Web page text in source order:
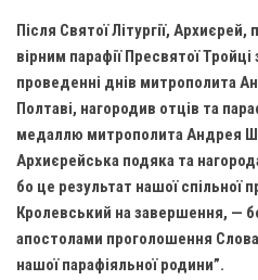
Благовіщення
Введення у храм
Вознесіння ГНІХ (с.
Вознесіння
Пророка Іллі (смт.
Різдва Пресвятої
Св. Апостола Андрія
Після Святої Літургії,
вірним парафії Пресвятої
проведенні днів митрополита
Полтаві, нагородив отців та
медаллю митрополита Андрея
Архиєрейська подяка та
бо це результат нашої спільної
Кролевський на завершення, —
апостолами проголошення
нашої парафіяльної родини”.